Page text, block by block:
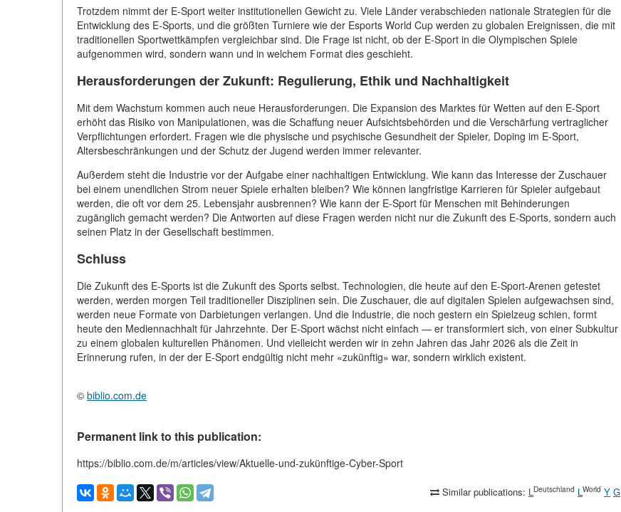
Trotzdem nimmt der E-Sport weiter institutionellen Gewicht zu. Viele Länder verabschieden nationale Strategien für die
Entwicklung des E-Sports, und die größten Turniere wie der Esports World Cup werden zu globalen Ereignissen, die mit
traditionellen Sportwettkämpfen vergleichbar sind. Die Frage ist nicht, ob der E-Sport in die Olympischen Spiele
aufgenommen wird, sondern wann und in welchem Format dies geschieht.
Herausforderungen der Zukunft: Regulierung, Ethik und Nachhaltigkeit
Mit dem Wachstum kommen auch neue Herausforderungen. Die Expansion des Marktes für Wetten auf den E-Sport
erhöht das Risiko von Manipulationen, was die Schaffung neuer Aufsichtsbehörden und die Verschärfung vertraglicher
Verpflichtungen erfordert. Fragen wie die physische und psychische Gesundheit der Spieler, Doping im E-Sport,
Altersbeschränkungen und der Schutz der Jugend werden immer relevanter.
Außerdem steht die Industrie vor der Aufgabe einer nachhaltigen Entwicklung. Wie kann das Interesse der Zuschauer
bei einem unendlichen Strom neuer Spiele erhalten bleiben? Wie können langfristige Karrieren für Spieler aufgebaut
werden, die oft vor dem 25. Lebensjahr ausbrennen? Wie kann der E-Sport für Menschen mit Behinderungen
zugänglich gemacht werden? Die Antworten auf diese Fragen werden nicht nur die Zukunft des E-Sports, sondern auch
seinen Platz in der Gesellschaft bestimmen.
Schluss
Die Zukunft des E-Sports ist die Zukunft des Sports selbst. Technologien, die heute auf den E-Sport-Arenen getestet
werden, werden morgen Teil traditioneller Disziplinen sein. Die Zuschauer, die auf digitalen Spielen aufgewachsen sind,
werden neue Formate von Darbietungen verlangen. Und die Industrie, die noch gestern ein Spielzeug schien, formt
heute den Mediennachhalt für Jahrzehnte. Der E-Sport wächst nicht einfach — er transformiert sich, von einer Subkultur
zu einem globalen kulturellen Phänomen. Und vielleicht werden wir in zehn Jahren das Jahr 2026 als die Zeit in
Erinnerung rufen, in der der E-Sport endgültig nicht mehr «zukünftig» war, sondern wirklich existent.
© biblio.com.de
Permanent link to this publication:
https://biblio.com.de/m/articles/view/Aktuelle-und-zukünftige-Cyber-Sport
Similar publications: LDeutschland LWorld Y G